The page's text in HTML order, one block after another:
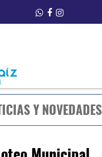
Y NOVEDADES